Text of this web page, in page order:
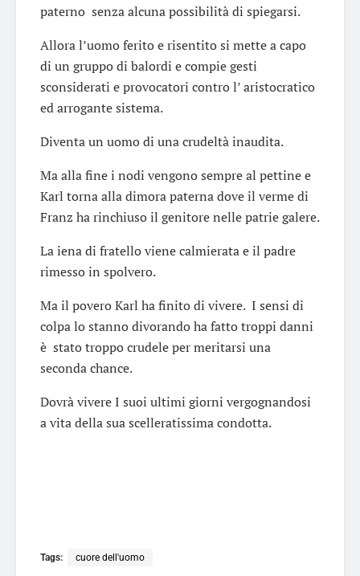
paterno senza alcuna possibilità di spiegarsi.
Allora l’uomo ferito e risentito si mette a capo
di un gruppo di balordi e compie gesti
sconsiderati e provocatori contro l’ aristocratico
ed arrogante sistema.
Diventa un uomo di una crudeltà inaudita.
Ma alla fine i nodi vengono sempre al pettine e
Karl torna alla dimora paterna dove il verme di
Franz ha rinchiuso il genitore nelle patrie galere.
La iena di fratello viene calmierata e il padre
rimesso in spolvero.
Ma il povero Karl ha finito di vivere. I sensi di
colpa lo stanno divorando ha fatto troppi danni
è stato troppo crudele per meritarsi una
seconda chance.
Dovrà vivere I suoi ultimi giorni vergognandosi
a vita della sua scelleratissima condotta.
Tags: cuore dell'uomo